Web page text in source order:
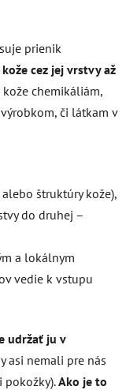
prienik
cez jej vrstvy až
chemikáliám,
či látkam v
štruktúry kože),
do druhej –
a lokálnym
vedie k vstupu
udržať ju v
asi nemali pre nás
pokožky).Ako je to